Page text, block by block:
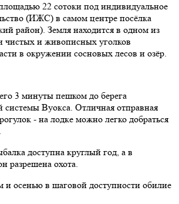
22 сотоки под индивидуальное
(ИЖС) в самом центре посёлка
район). Земля находится в одном из
чистых и живописных уголков
в окружении сосновых лесов и озёр.
3 минуты пешком до берега
системы Вуокса. Отличная отправная
- на лодке можно легко добраться
доступна круглый год, а в
разрешена охота.
осенью в шаговой доступности обилие